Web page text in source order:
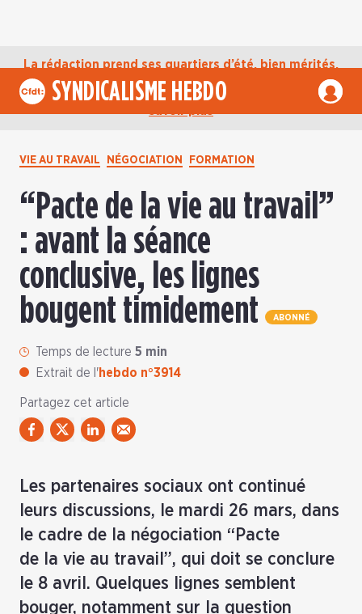
La rédaction prend ses quartiers d’été, bien mérités,
jusqu’au mardi 1er septembre. D’ici là, retrouvez
l’actualité de la CFDT sur notre compte Bluesky. En
SYNDICALISME HEBDO
VIE AU TRAVAIL NÉGOCIATION FORMATION
“Pacte de la vie au travail”
: avant la séance
conclusive, les lignes
bougent timidement
ABONNÉ
Temps de lecture 5 min
Extrait de l'hebdo n°3914
Partagez cet article
Les partenaires sociaux ont continué
leurs discussions, le mardi 26 mars, dans
le cadre de la négociation “Pacte
de la vie au travail”, qui doit se conclure
le 8 avril. Quelques lignes semblent
bouger, notamment sur la question